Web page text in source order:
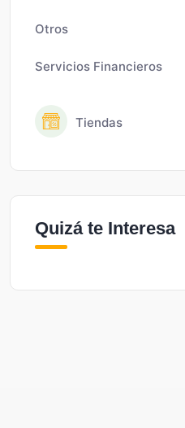
Otros
Servicios Financieros
Tiendas
Quizá te Interesa